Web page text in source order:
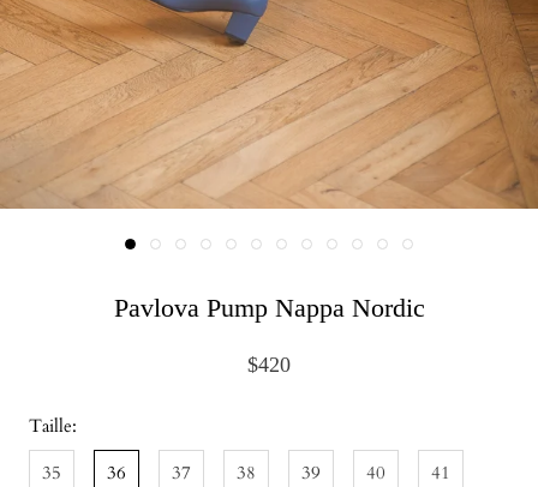
Pavlova Pump Nappa Nordic
$420
Taille:
35
36 37 38 39 40 41